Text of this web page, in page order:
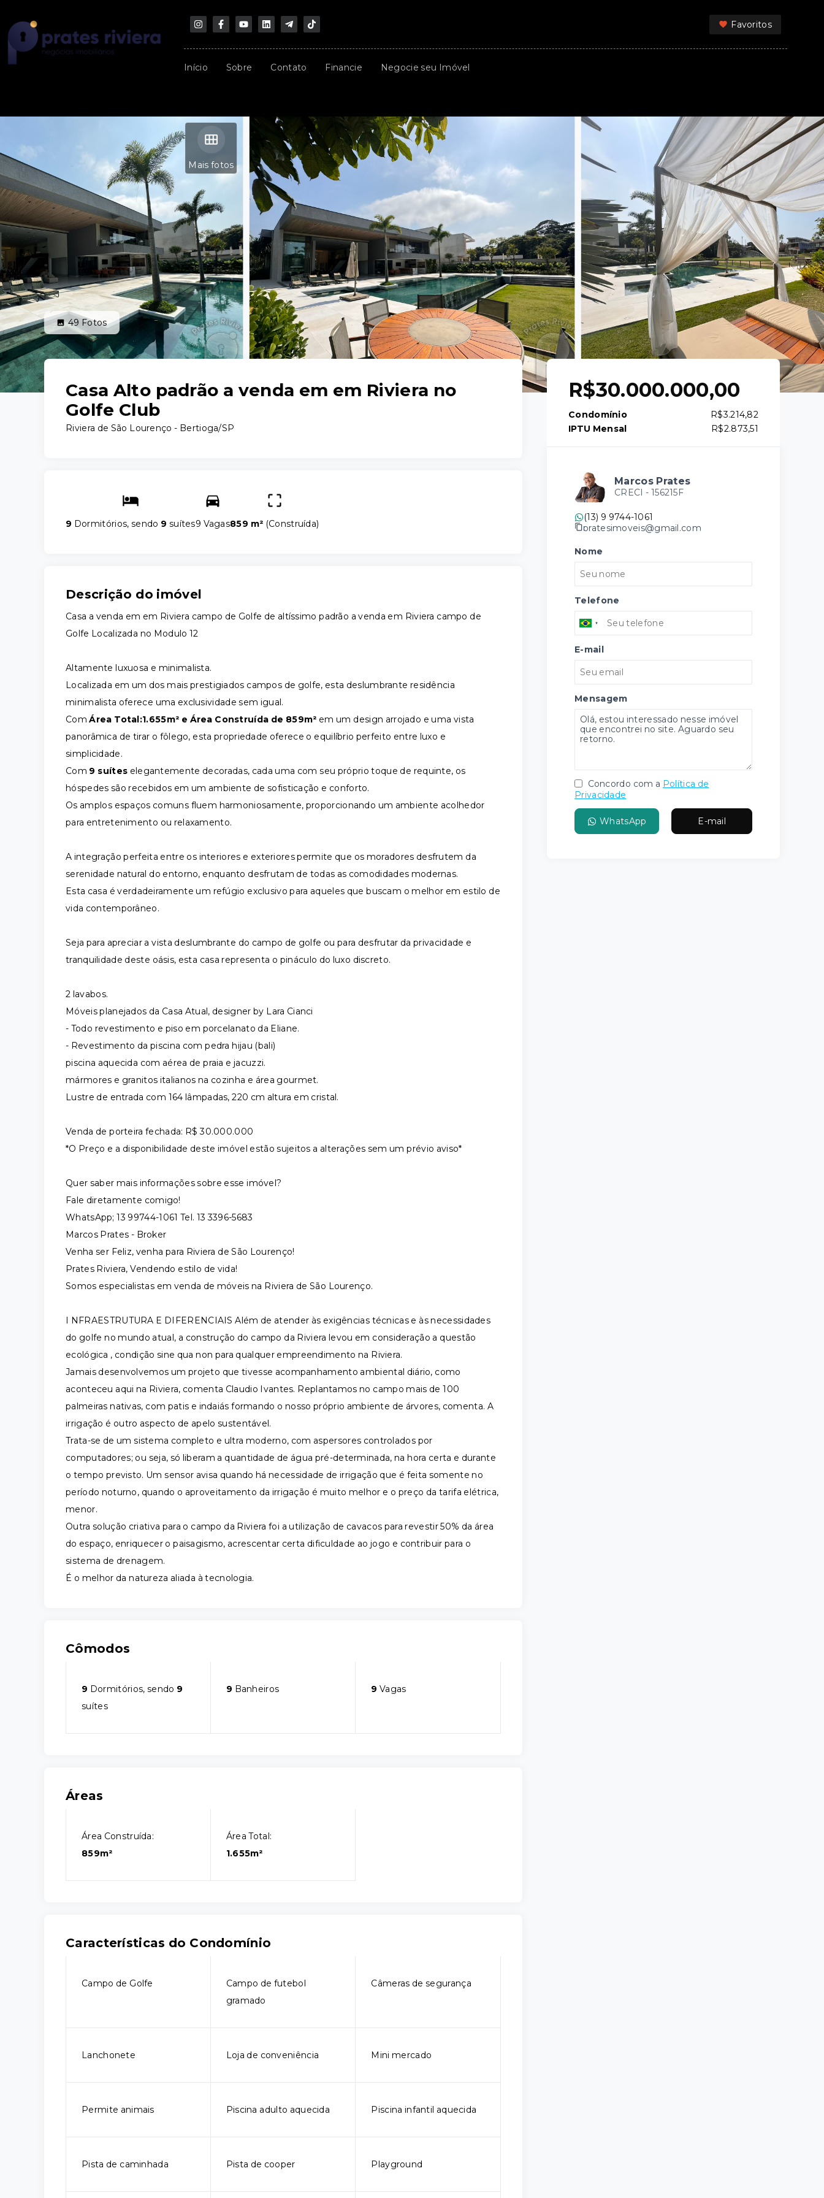
Favoritos
Início Sobre Contato Financie Negocie seu Imóvel
Mais fotos
49 Fotos
Casa Alto padrão a venda em em Riviera no
Golfe Club
Riviera de São Lourenço - Bertioga/SP
9 Dormitórios, sendo 9 suítes9 Vagas859 m² (Construída)
Descrição do imóvel
Casa a venda em em Riviera campo de Golfe de altíssimo padrão a venda em Riviera campo de
Golfe Localizada no Modulo 12
Altamente luxuosa e minimalista.
Localizada em um dos mais prestigiados campos de golfe, esta deslumbrante residência
minimalista oferece uma exclusividade sem igual.
ComÁrea Total:1.655m² e Área Construída de 859m² em um design arrojado e uma vista
panorâmica de tirar o fôlego, esta propriedade oferece o equilíbrio perfeito entre luxo e
simplicidade.
Com 9 suítes elegantemente decoradas, cada uma com seu próprio toque de requinte, os
hóspedes são recebidos em um ambiente de sofisticação e conforto.
Os amplos espaços comuns fluem harmoniosamente, proporcionando um ambiente acolhedor
para entretenimento ou relaxamento.
A integração perfeita entre os interiores e exteriores permite que os moradores desfrutem da
serenidade natural do entorno, enquanto desfrutam de todas as comodidades modernas.
Esta casa é verdadeiramente um refúgio exclusivo para aqueles que buscam o melhor em estilo de
vida contemporâneo.
Seja para apreciar a vista deslumbrante do campo de golfe ou para desfrutar da privacidade e
tranquilidade deste oásis, esta casa representa o pináculo do luxo discreto.
2 lavabos.
Móveis planejados da Casa Atual, designer by Lara Cianci
- Todo revestimento e piso em porcelanato da Eliane.
- Revestimento da piscina com pedra hijau (bali)
piscina aquecida com aérea de praia e jacuzzi.
mármores e granitos italianos na cozinha e área gourmet.
Lustre de entrada com 164 lâmpadas, 220 cm altura em cristal.
Venda de porteira fechada: R$ 30.000.000
*O Preço e a disponibilidade deste imóvel estão sujeitos a alterações sem um prévio aviso*
Quer saber mais informações sobre esse imóvel?
Fale diretamente comigo!
WhatsApp; 13 99744-1061 Tel. 13 3396-5683
Marcos Prates - Broker
Venha ser Feliz, venha para Riviera de São Lourenço!
Prates Riviera, Vendendo estilo de vida!
Somos especialistas em venda de móveis na Riviera de São Lourenço.
I NFRAESTRUTURA E DIFERENCIAIS Além de atender às exigências técnicas e às necessidades
do golfe no mundo atual, a construção do campo da Riviera levou em consideração a questão
ecológica , condição sine qua non para qualquer empreendimento na Riviera.
Jamais desenvolvemos um projeto que tivesse acompanhamento ambiental diário, como
aconteceu aqui na Riviera, comenta Claudio Ivantes. Replantamos no campo mais de 100
palmeiras nativas, com patis e indaiás formando o nosso próprio ambiente de árvores, comenta. A
irrigação é outro aspecto de apelo sustentável.
Trata-se de um sistema completo e ultra moderno, com aspersores controlados por
computadores; ou seja, só liberam a quantidade de água pré-determinada, na hora certa e durante
o tempo previsto. Um sensor avisa quando há necessidade de irrigação que é feita somente no
período noturno, quando o aproveitamento da irrigação é muito melhor e o preço da tarifa elétrica,
menor.
Outra solução criativa para o campo da Riviera foi a utilização de cavacos para revestir 50% da área
do espaço, enriquecer o paisagismo, acrescentar certa dificuldade ao jogo e contribuir para o
sistema de drenagem.
É o melhor da natureza aliada à tecnologia.
Cômodos
9 Dormitórios, sendo 9
suítes
9 Banheiros 9 Vagas
Áreas
Área Construída:
859m²
Área Total:
1.655m²
Características do Condomínio
Campo de Golfe
Campo de futebol
gramado
Câmeras de segurança
Lanchonete Loja de conveniência Mini mercado
Permite animais Piscina adulto aquecida Piscina infantil aquecida
Pista de caminhada Pista de cooper Playground
R$30.000.000,00
Condomínio
R$3.214,82
IPTU Mensal
R$2.873,51
Marcos Prates
CRECI - 156215F
(13) 9 9744-1061
pratesimoveis@gmail.com
Nome
Telefone
E-mail
Mensagem
Concordo com a Política de
Privacidade
WhatsApp E-mail